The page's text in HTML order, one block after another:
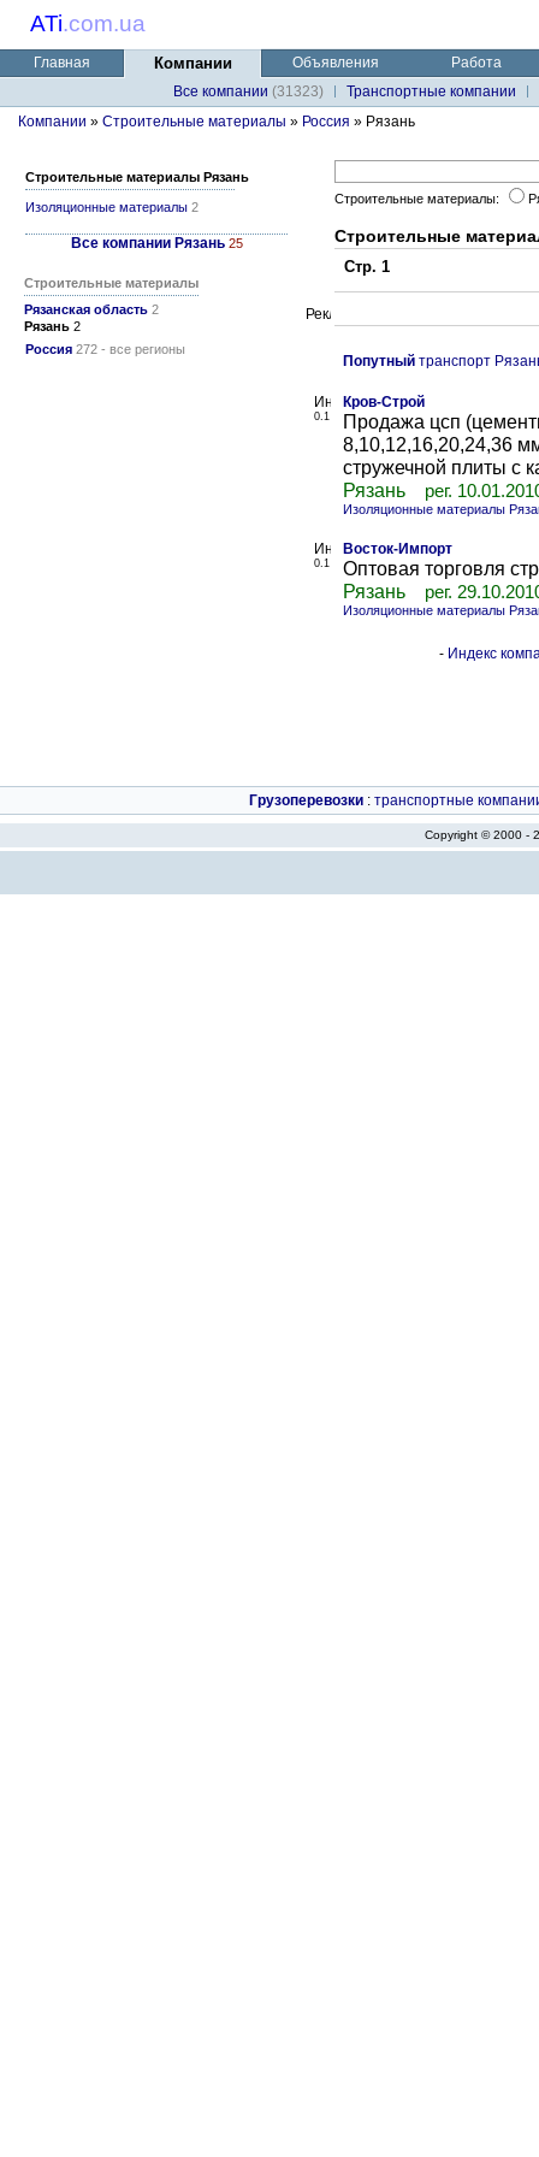
ATi.com.ua
Главная Компании Объявления
Работа
Все компании (31323)
Транспортные компании
Компании » Строительные материалы » Россия » Рязань
Строительные материалы Рязань
Изоляционные материалы 2
Все компании Рязань 25
Строительные материалы
Рязанская область 2
Рязань 2
Россия 272 - все регионы
Строительные материалы:
Строительные
Стр. 1
Попутный транспорт
0.1
Кров-Строй
Продажа цсп
8,10,12,16,20,24,36
стружечной плиты с
Рязань
рег.
Изоляционные материалы
0.1
Восток-Импорт
Оптовая торговля
Рязань
рег.
Изоляционные материалы
- Индекс
Грузоперевозки : транспортные
Copyright © 2000 -